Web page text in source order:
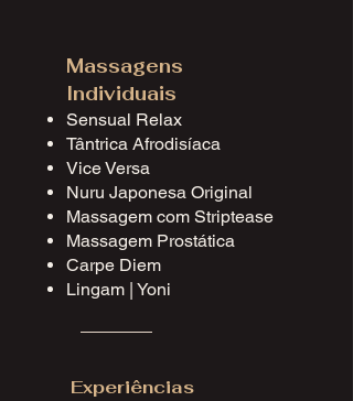
Massagens
Individuais
Sensual Relax
Tântrica Afrodisíaca
Vice Versa
Nuru Japonesa Original
Massagem com Striptease
Massagem Prostática
Carpe Diem
Lingam | Yoni
Experiências